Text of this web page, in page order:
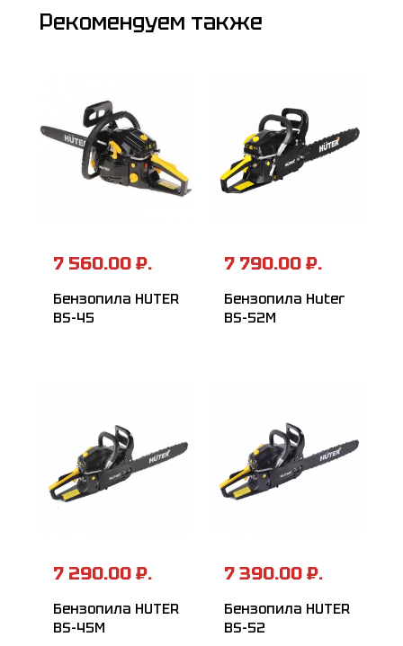
Рекомендуем также
7 560.00 ₽.
Бензопила HUTER
BS-45
7 790.00 ₽.
Бензопила Huter
BS-52M
7 290.00 ₽.
Бензопила HUTER
BS-45М
7 390.00 ₽.
Бензопила HUTER
BS-52